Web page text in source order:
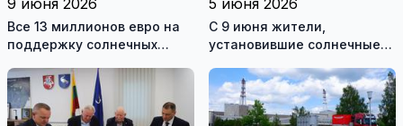
Все 13 миллионов евро на
поддержку солнечных
за один день
С 9 июня жители,
установившие солнечные
подавать заявки на
получение поддержки